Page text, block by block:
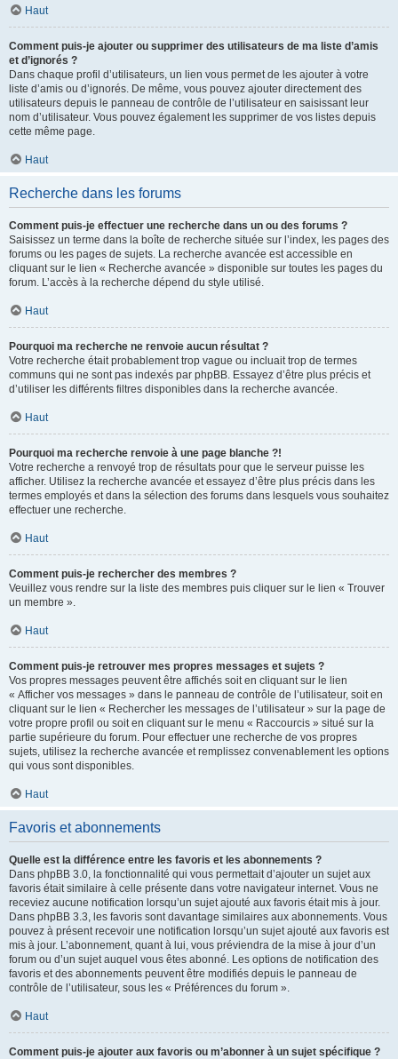
Haut
Comment puis-je ajouter ou supprimer des utilisateurs de ma liste d’amis
et d’ignorés ?
Dans chaque profil d’utilisateurs, un lien vous permet de les ajouter à votre
liste d’amis ou d’ignorés. De même, vous pouvez ajouter directement des
utilisateurs depuis le panneau de contrôle de l’utilisateur en saisissant leur
nom d’utilisateur. Vous pouvez également les supprimer de vos listes depuis
cette même page.
Haut
Recherche dans les forums
Comment puis-je effectuer une recherche dans un ou des forums ?
Saisissez un terme dans la boîte de recherche située sur l’index, les pages des
forums ou les pages de sujets. La recherche avancée est accessible en
cliquant sur le lien « Recherche avancée » disponible sur toutes les pages du
forum. L’accès à la recherche dépend du style utilisé.
Haut
Pourquoi ma recherche ne renvoie aucun résultat ?
Votre recherche était probablement trop vague ou incluait trop de termes
communs qui ne sont pas indexés par phpBB. Essayez d’être plus précis et
d’utiliser les différents filtres disponibles dans la recherche avancée.
Haut
Pourquoi ma recherche renvoie à une page blanche ?!
Votre recherche a renvoyé trop de résultats pour que le serveur puisse les
afficher. Utilisez la recherche avancée et essayez d’être plus précis dans les
termes employés et dans la sélection des forums dans lesquels vous souhaitez
effectuer une recherche.
Haut
Comment puis-je rechercher des membres ?
Veuillez vous rendre sur la liste des membres puis cliquer sur le lien « Trouver
un membre ».
Haut
Comment puis-je retrouver mes propres messages et sujets ?
Vos propres messages peuvent être affichés soit en cliquant sur le lien
« Afficher vos messages » dans le panneau de contrôle de l’utilisateur, soit en
cliquant sur le lien « Rechercher les messages de l’utilisateur » sur la page de
votre propre profil ou soit en cliquant sur le menu « Raccourcis » situé sur la
partie supérieure du forum. Pour effectuer une recherche de vos propres
sujets, utilisez la recherche avancée et remplissez convenablement les options
qui vous sont disponibles.
Haut
Favoris et abonnements
Quelle est la différence entre les favoris et les abonnements ?
Dans phpBB 3.0, la fonctionnalité qui vous permettait d’ajouter un sujet aux
favoris était similaire à celle présente dans votre navigateur internet. Vous ne
receviez aucune notification lorsqu’un sujet ajouté aux favoris était mis à jour.
Dans phpBB 3.3, les favoris sont davantage similaires aux abonnements. Vous
pouvez à présent recevoir une notification lorsqu’un sujet ajouté aux favoris est
mis à jour. L’abonnement, quant à lui, vous préviendra de la mise à jour d’un
forum ou d’un sujet auquel vous êtes abonné. Les options de notification des
favoris et des abonnements peuvent être modifiés depuis le panneau de
contrôle de l’utilisateur, sous les « Préférences du forum ».
Haut
Comment puis-je ajouter aux favoris ou m’abonner à un sujet spécifique ?